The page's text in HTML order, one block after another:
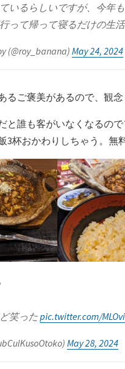
いるらしいですが、今年
って帰って寝るだけの生
(@roy_banana)May 24, 2024
るご褒美があるので、観
と誰も客がいなくなるの
3杯おかわりしちゃう。無
笑ったpic.twitter.com/
May 28, 2024